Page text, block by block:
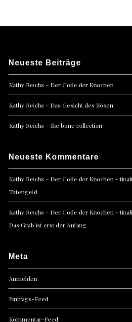
Neueste Beiträge
Kathy Reichs – Der Code der Knochen
Kathy Reichs – Das Gesicht des Bösen
Kathy Reichs – the bone collection
Neueste Kommentare
Kathy Reichs – Der Code der Knochen -
Totengeld
Kathy Reichs – Der Code der Knochen -
Das Grab ist erst der Anfang
Meta
Anmelden
Eintrags-Feed
Kommentar-Feed